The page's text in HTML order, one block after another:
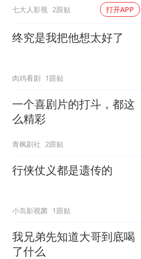
七大人影视 2跟贴 打开APP
终究是我把他想太好了
肉鸡看剧 1跟贴
一个喜剧片的打斗，都这
么精彩
青枫剧社 2跟贴
行侠仗义都是遗传的
小岛影视菌 1跟贴
我兄弟先知道大哥到底喝
了什么